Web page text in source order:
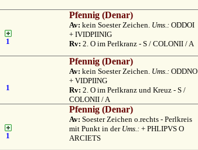
1
Pfennig (Denar)
Av: kein Soester Zeichen. Ums.: ODDOI
+ IVIDPIINIG
Rv: 2. O im Perlkranz - S / COLONII / A
1
Pfennig (Denar)
Av: kein Soester Zeichen. Ums.: ODDNO
+ VIDPIING
Rv: 2. O im Perlkranz und Kreuz - S /
COLONII / A
1
Pfennig (Denar)
Av: Soester Zeichen o.rechts - Perlkreis
mit Punkt in der Ums.: + PHLIPVS O
ARCIETS